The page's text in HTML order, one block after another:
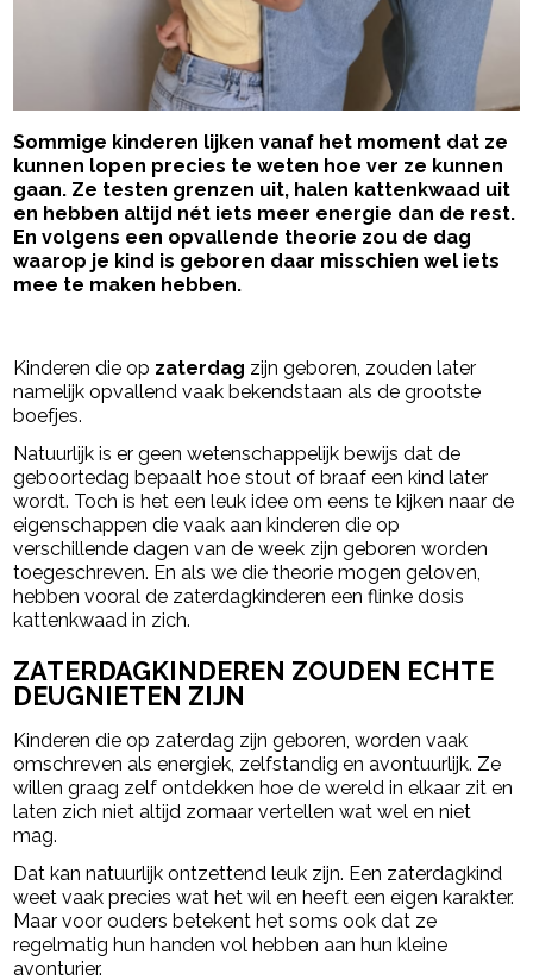
Sommige kinderen lijken vanaf het moment dat ze
kunnen lopen precies te weten hoe ver ze kunnen
gaan. Ze testen grenzen uit, halen kattenkwaad uit
en hebben altijd nét iets meer energie dan de rest.
En volgens een opvallende theorie zou de dag
waarop je kind is geboren daar misschien wel iets
mee te maken hebben.
Kinderen die op zaterdag zijn geboren, zouden later
namelijk opvallend vaak bekendstaan als de grootste
boefjes.
Natuurlijk is er geen wetenschappelijk bewijs dat de
geboortedag bepaalt hoe stout of braaf een kind later
wordt. Toch is het een leuk idee om eens te kijken naar de
eigenschappen die vaak aan kinderen die op
verschillende dagen van de week zijn geboren worden
toegeschreven. En als we die theorie mogen geloven,
hebben vooral de zaterdagkinderen een flinke dosis
kattenkwaad in zich.
ZATERDAGKINDEREN ZOUDEN ECHTE
DEUGNIETEN ZIJN
Kinderen die op zaterdag zijn geboren, worden vaak
omschreven als energiek, zelfstandig en avontuurlijk. Ze
willen graag zelf ontdekken hoe de wereld in elkaar zit en
laten zich niet altijd zomaar vertellen wat wel en niet
mag.
Dat kan natuurlijk ontzettend leuk zijn. Een zaterdagkind
weet vaak precies wat het wil en heeft een eigen karakter.
Maar voor ouders betekent het soms ook dat ze
regelmatig hun handen vol hebben aan hun kleine
avonturier.